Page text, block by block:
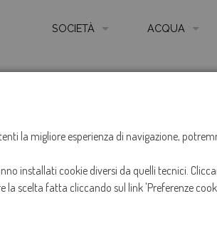
la migliore esperienza di navigazione,
installati cookie diversi da quelli tecnici.
la scelta fatta cliccando sul link 'Preferenze
SOCIETÀ
MISSIONE
MODELLO DI ORGANIZZAZIONE
ACQUA
QUALITÀ
erogazione